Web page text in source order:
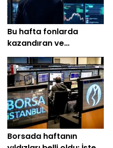
Bu hafta fonlarda
kazandıran ve
kaybettirenler belli oldu
Borsada haftanın